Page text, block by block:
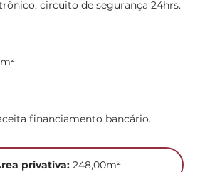
circuito de segurança 24hrs.
financiamento bancário.
privativa: 248,00m²